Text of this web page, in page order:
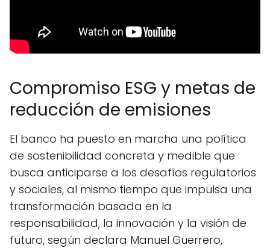
Compromiso ESG y metas de
reducción de emisiones
El banco ha puesto en marcha una política
de sostenibilidad concreta y medible que
busca anticiparse a los desafíos regulatorios
y sociales, al mismo tiempo que impulsa una
transformación basada en la
responsabilidad, la innovación y la visión de
futuro, según declara Manuel Guerrero,